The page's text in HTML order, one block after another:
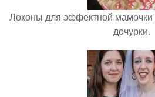
Локоны для эффектной мамочки
дочурки.